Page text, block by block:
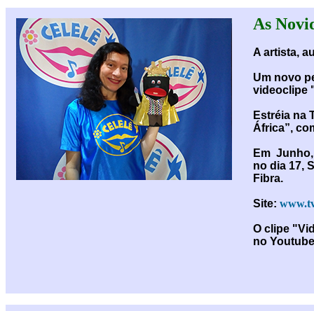
As
A artista,
Um novo
videoclipe
Estréia na
África”,
Em Junho,
no dia 17,
Fibra.
Site:
O clipe
no